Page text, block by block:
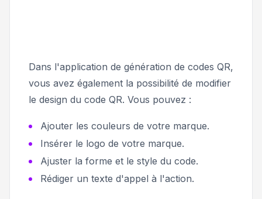
Dans l'application de génération de codes QR,
vous avez également la possibilité de modifier
le design du code QR. Vous pouvez :
Ajouter les couleurs de votre marque.
Insérer le logo de votre marque.
Ajuster la forme et le style du code.
Rédiger un texte d'appel à l'action.